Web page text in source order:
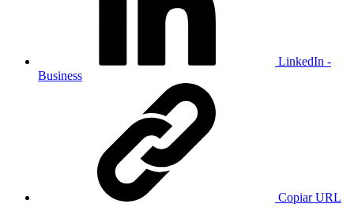
LinkedIn -
Business
Copiar URL